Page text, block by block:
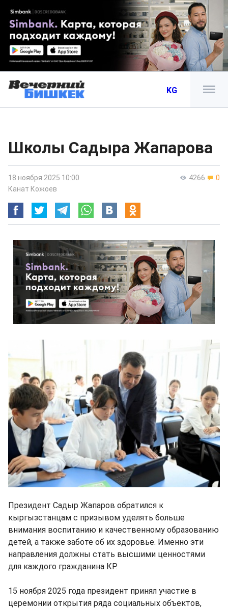
KG
Школы Садыра Жапарова
4266 0
18 ноября 2025 10:00
Канат Кожоев
Президент Садыр Жапаров обратился к
кыргызстанцам с призывом уделять больше
внимания воспитанию и качественному образованию
детей, а также заботе об их здоровье. Именно эти
направления должны стать высшими ценностями
для каждого гражданина КР.
15 ноября 2025 года президент принял участие в
церемонии открытия ряда социальных объектов,